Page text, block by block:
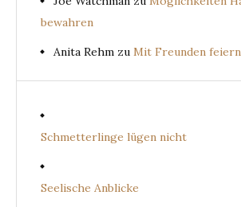
bewahren
Anita Rehm zu Mit Freunden
Schmetterlinge lügen nicht
Seelische Anblicke